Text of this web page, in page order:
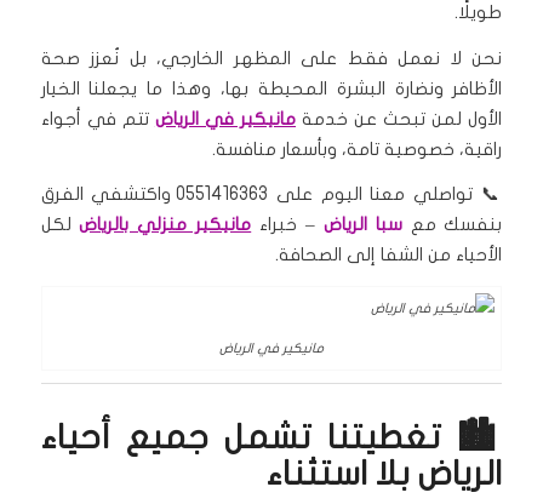
طويلًا.
نحن لا نعمل فقط على المظهر الخارجي، بل نُعزز صحة
الأظافر ونضارة البشرة المحيطة بها، وهذا ما يجعلنا الخيار
الأول لمن تبحث عن خدمة مانيكير في الرياض تتم في أجواء
راقية، خصوصية تامة، وبأسعار منافسة.
📞 تواصلي معنا اليوم على 0551416363 واكتشفي الفرق
بنفسك معسبا الرياض – خبراء مانيكير منزلي بالرياضلكل
الأحياء من الشفا إلى الصحافة.
مانيكير في الرياض
🏙️ تغطيتنا تشمل جميع أحياء
الرياض بلا استثناء